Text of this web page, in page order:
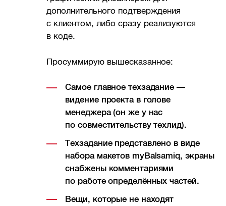
дополнительного подтверждения
с клиентом, либо сразу реализуются
в коде.
Просуммирую вышесказанное:
Самое главное техзадание —
видение проекта в голове
менеджера (он же у нас
по совместительству техлид).
Техзадание представлено в виде
набора макетов myBalsamiq, экраны
снабжены комментариями
по работе определённых частей.
Вещи, которые не находят